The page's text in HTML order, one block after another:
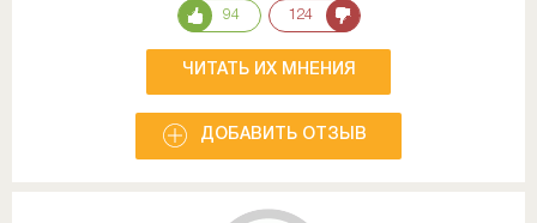
94 124
ЧИТАТЬ ИХ МНЕНИЯ
ДОБАВИТЬ ОТЗЫВ